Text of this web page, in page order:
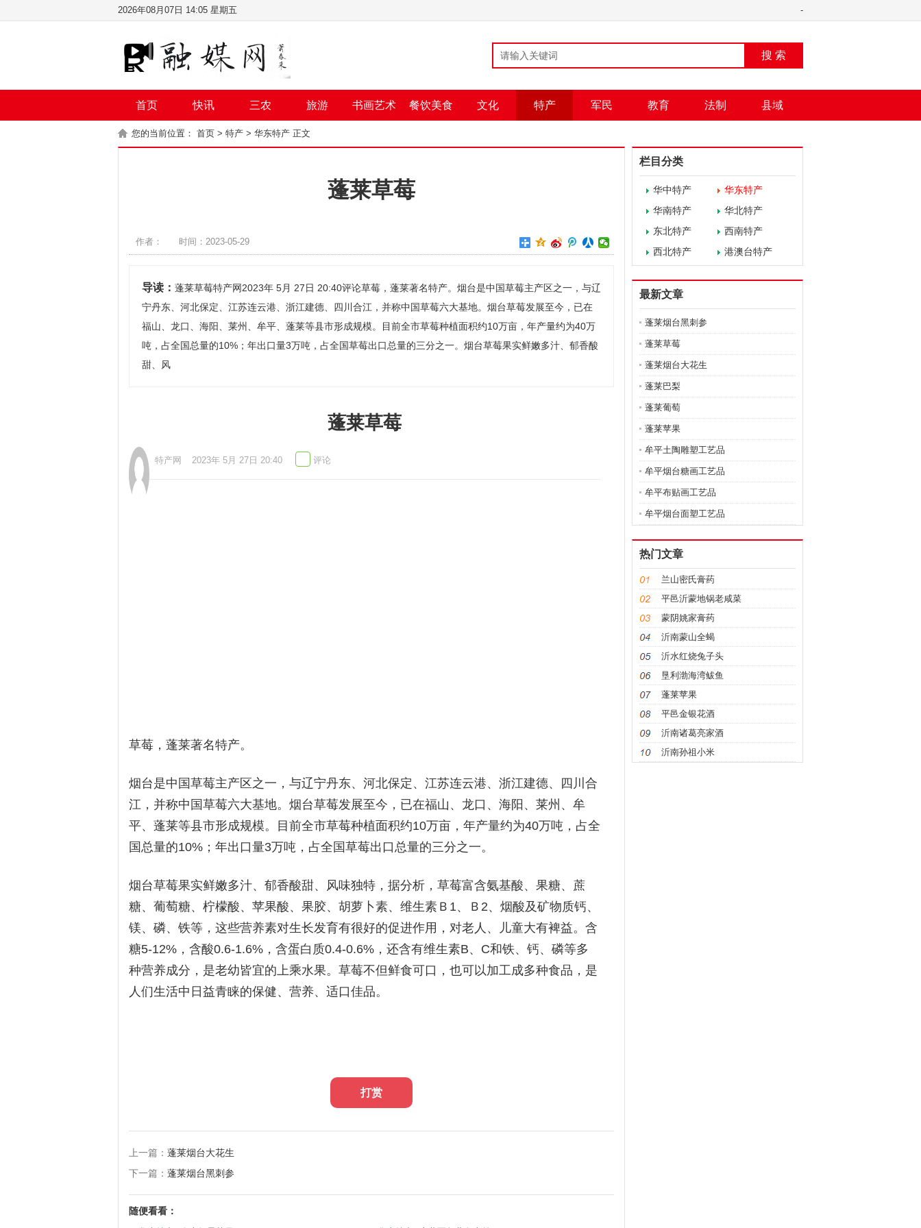
-
2026年08月07日 14:05 星期五
搜 索
首页 快讯 三农 旅游 书画艺术 餐饮美食 文化 特产 军民 教育 法制 县域
您的当前位置： 首页 > 特产 > 华东特产 正文
蓬莱草莓
作者： 时间：2023-05-29
导读： 蓬莱草莓特产网2023年 5月 27日 20:40评论草莓，蓬莱著名特产。烟台是中国草莓主产区之一，与辽
宁丹东、河北保定、江苏连云港、浙江建德、四川合江，并称中国草莓六大基地。烟台草莓发展至今，已在
福山、龙口、海阳、莱州、牟平、蓬莱等县市形成规模。目前全市草莓种植面积约10万亩，年产量约为40万
吨，占全国总量的10%；年出口量3万吨，占全国草莓出口总量的三分之一。烟台草莓果实鲜嫩多汁、郁香酸
甜、风
蓬莱草莓
特产网 2023年 5月 27日 20:40 评论
草莓，蓬莱著名特产。
烟台是中国草莓主产区之一，与辽宁丹东、河北保定、江苏连云港、浙江建德、四川合
江，并称中国草莓六大基地。烟台草莓发展至今，已在福山、龙口、海阳、莱州、牟
平、蓬莱等县市形成规模。目前全市草莓种植面积约10万亩，年产量约为40万吨，占全
国总量的10%；年出口量3万吨，占全国草莓出口总量的三分之一。
烟台草莓果实鲜嫩多汁、郁香酸甜、风味独特，据分析，草莓富含氨基酸、果糖、蔗
糖、葡萄糖、柠檬酸、苹果酸、果胶、胡萝卜素、维生素Ｂ1、Ｂ2、烟酸及矿物质钙、
镁、磷、铁等，这些营养素对生长发育有很好的促进作用，对老人、儿童大有裨益。含
糖5-12%，含酸0.6-1.6%，含蛋白质0.4-0.6%，还含有维生素B、C和铁、钙、磷等多
种营养成分，是老幼皆宜的上乘水果。草莓不但鲜食可口，也可以加工成多种食品，是
人们生活中日益青睐的保健、营养、适口佳品。
打赏
上一篇： 蓬莱烟台大花生
下一篇： 蓬莱烟台黑刺参
随便看看：
栏目分类
华中特产
华东特产
华南特产
华北特产
东北特产
西南特产
西北特产
港澳台特产
最新文章
蓬莱烟台黑刺参
蓬莱草莓
蓬莱烟台大花生
蓬莱巴梨
蓬莱葡萄
蓬莱苹果
牟平土陶雕塑工艺品
牟平烟台糖画工艺品
牟平布贴画工艺品
牟平烟台面塑工艺品
热门文章
兰山密氏膏药
平邑沂蒙地锅老咸菜
蒙阴姚家膏药
沂南蒙山全蝎
沂水红烧兔子头
垦利渤海湾鲅鱼
蓬莱苹果
平邑金银花酒
沂南诸葛亮家酒
沂南孙祖小米